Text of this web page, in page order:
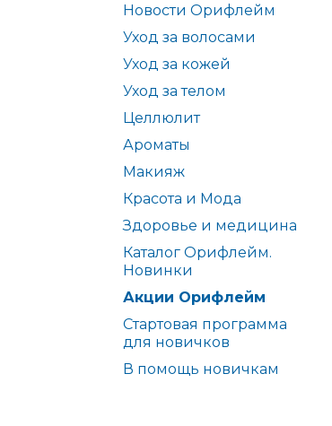
Новости Орифлейм
Уход за волосами
Уход за кожей
Уход за телом
Целлюлит
Ароматы
Макияж
Красота и Мода
Здоровье и медицина
Каталог Орифлейм.
Новинки
Акции Орифлейм
Стартовая программа
для новичков
В помощь новичкам